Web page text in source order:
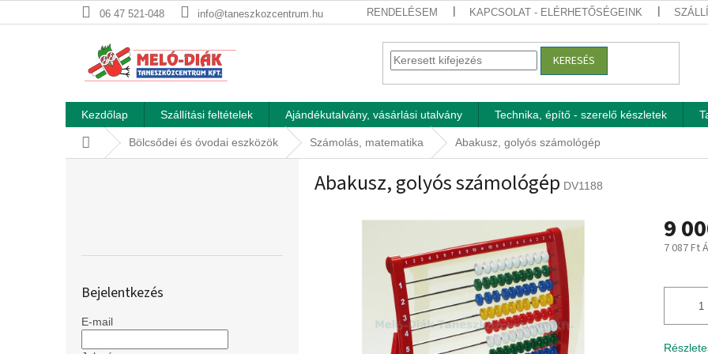
a
06 47 521-048 info@taneszkozcentrum.hu RENDELÉSEM KAPCSOLAT - ELÉRHETŐSÉGEINK
KERESÉS
Kezdőlap Szállítási feltételek Ajándékutalvány, vásárlási utalvány Technika, építő - szerelő készletek
KezdőlapBölcsődei és óvodai eszközök Számolás, matematika Abakusz, golyós számológép
Bejelentkezés
E-mail
Abakusz, golyós számológép DV1188
9
7 087 Ft